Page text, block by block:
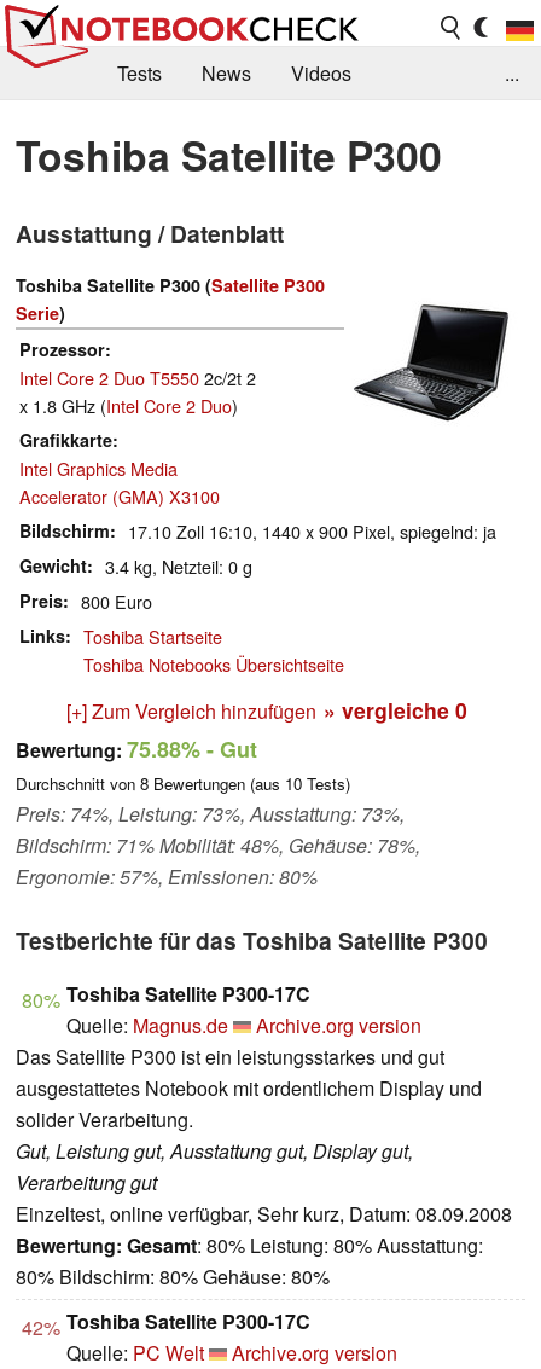
Tests News
Videos
Kaufberatung
Deals Suche
Jobs
Forum
...
Toshiba Satellite P300
Ausstattung / Datenblatt
Toshiba Satellite P300 (Satellite P300
Serie)
Prozessor
Intel Core 2 Duo T55502c/2t 2
x 1.8 GHz (Intel Core 2 Duo)
Grafikkarte
Intel Graphics Media
Accelerator (GMA) X3100
Bildschirm 17.10 Zoll 16:10, 1440 x 900 Pixel, spiegelnd: ja
Gewicht 3.4 kg, Netzteil: 0 g
Preis 800 Euro
Links
Toshiba Startseite
Toshiba Notebooks Übersichtseite
[+] Zum Vergleich hinzufügen » vergleiche 0
Bewertung: 75.88%- Gut
Durchschnitt von 8 Bewertungen (aus 10 Tests)
Preis: 74%, Leistung: 73%, Ausstattung: 73%,
Bildschirm: 71% Mobilität: 48%, Gehäuse: 78%,
Ergonomie: 57%, Emissionen: 80%
Testberichte für das Toshiba Satellite P300
80% Toshiba Satellite P300-17C
Quelle: Magnus.de
Archive.org version
Das Satellite P300 ist ein leistungsstarkes und gut
ausgestattetes Notebook mit ordentlichem Display und
solider Verarbeitung.
Gut, Leistung gut, Ausstattung gut, Display gut,
Verarbeitung gut
Einzeltest, online verfügbar, Sehr kurz, Datum: 08.09.2008
Bewertung: Gesamt: 80% Leistung: 80% Ausstattung:
80% Bildschirm: 80% Gehäuse: 80%
42% Toshiba Satellite P300-17C
Quelle: PC Welt
Archive.org version